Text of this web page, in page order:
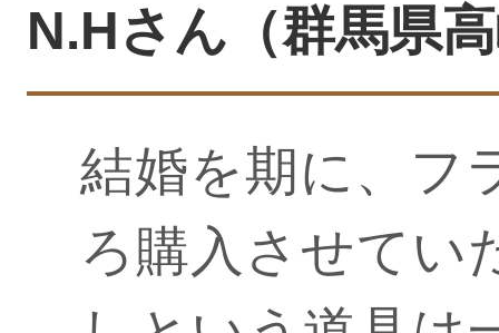
N.Hさん（群馬県
結婚を期に、フ
ろ購入させてい